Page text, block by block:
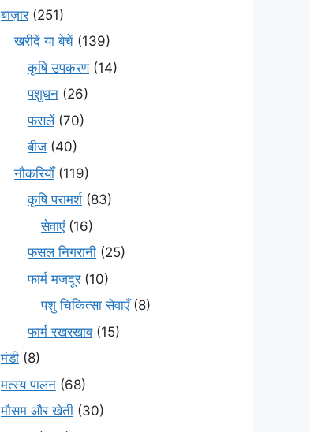
बाज़ार(251)
खरीदें या बेचें (139)
कृषि उपकरण(14)
पशुधन (26)
फसलें(70)
बीज (40)
नौकरियाँ(119)
कृषि परामर्श(83)
सेवाएं(16)
फसल निगरानी (25)
फार्म मजदूर(10)
पशु चिकित्सा सेवाएँ(8)
फार्म रखरखाव(15)
मंडी (8)
मत्स्य पालन (68)
मौसम और खेती (30)